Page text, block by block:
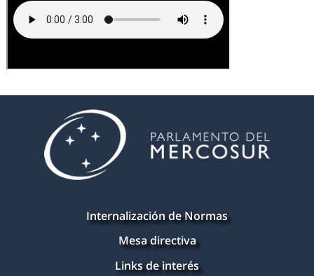
Internalización de Normas
Mesa directiva
Links de interés